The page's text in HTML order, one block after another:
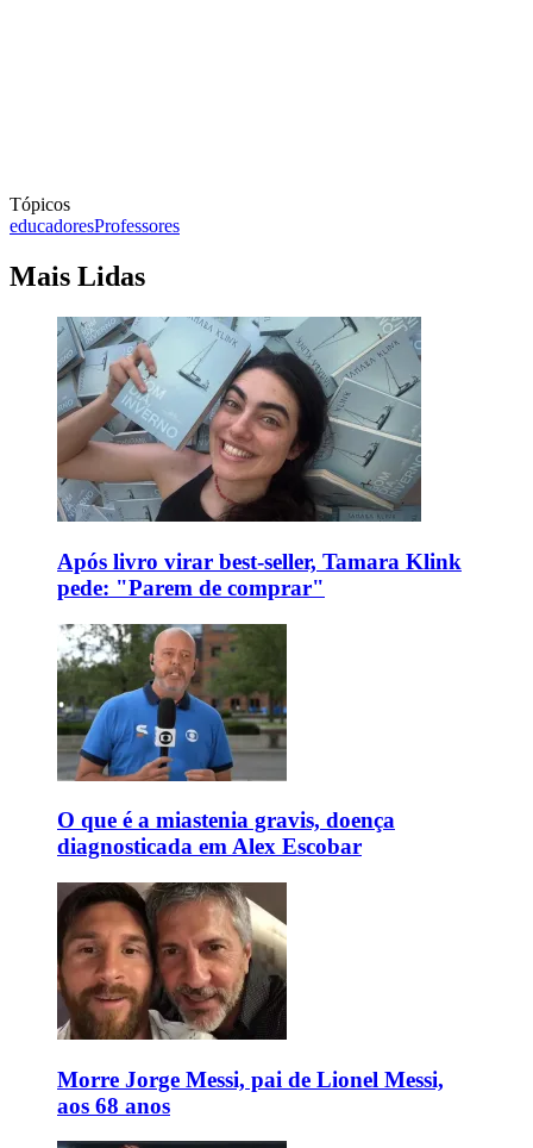
Tópicos
educadoresProfessores
Mais Lidas
Após livro virar best-seller, Tamara Klink
pede: "Parem de comprar"
O que é a miastenia gravis, doença
diagnosticada em Alex Escobar
Morre Jorge Messi, pai de Lionel Messi,
aos 68 anos